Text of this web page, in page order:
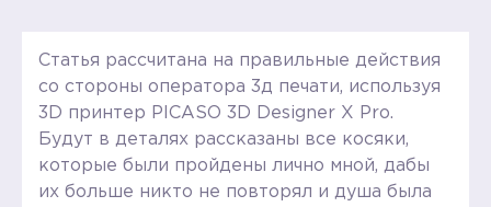
Статья рассчитана на правильные действия
со стороны оператора 3д печати, используя
3D принтер PICASO 3D Designer X Pro.
Будут в деталях рассказаны все косяки,
которые были пройдены лично мной, дабы
их больше никто не повторял и душа была